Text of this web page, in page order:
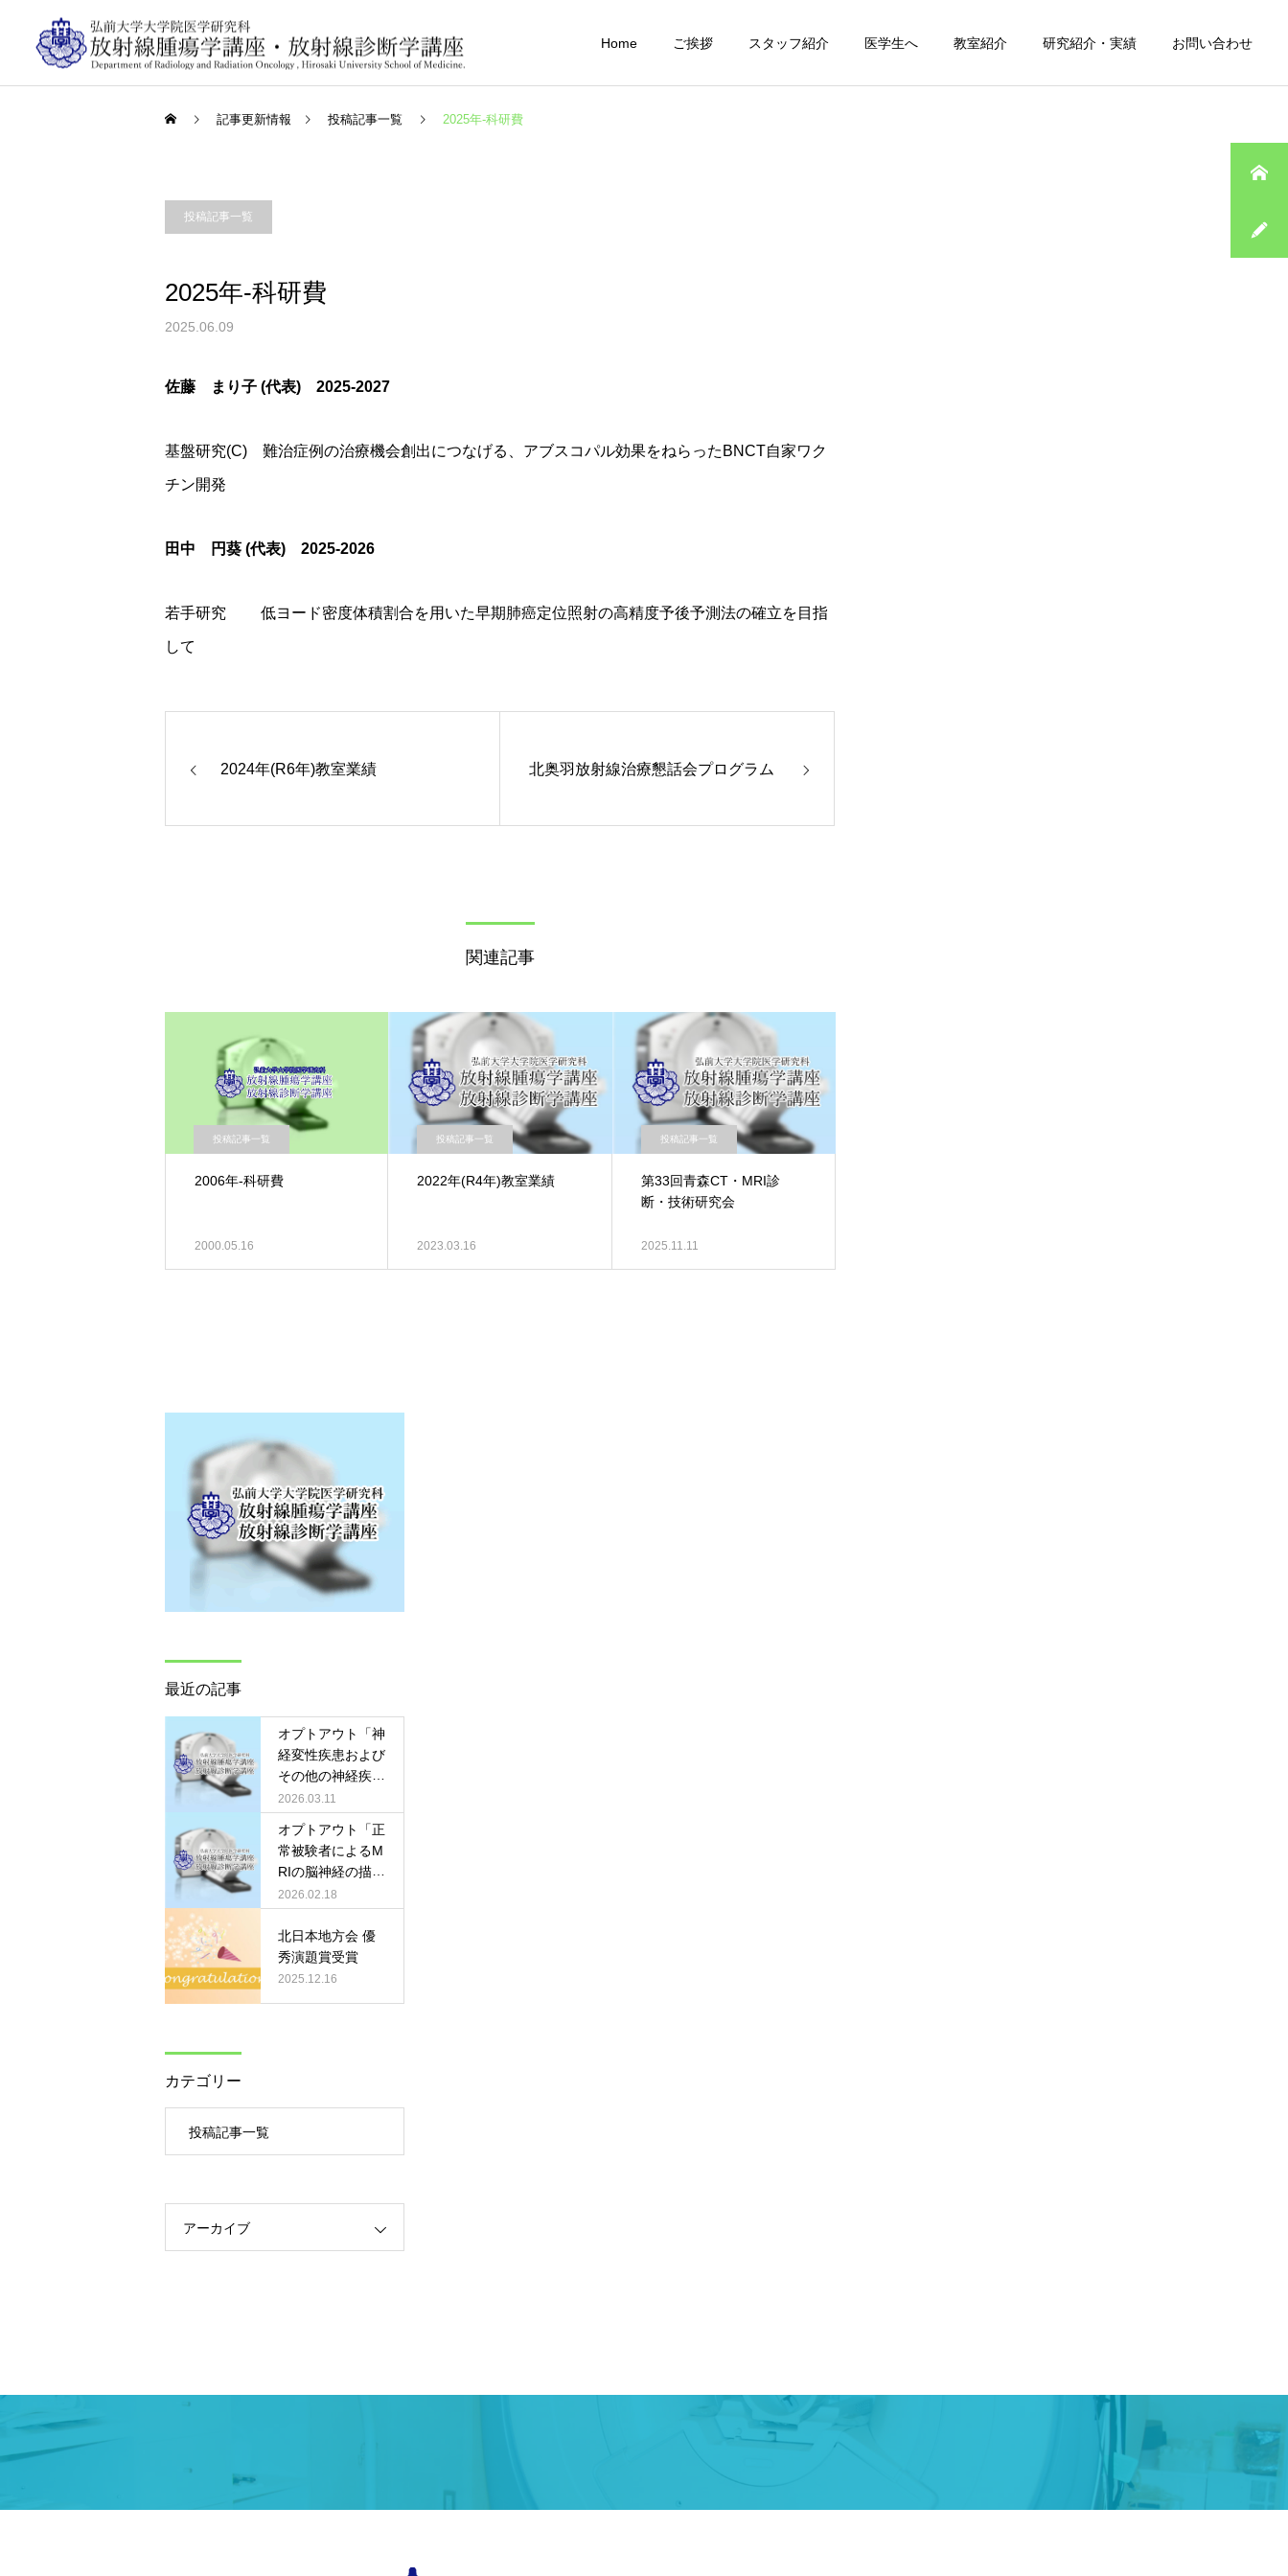
Home ご挨拶 スタッフ紹介 医学生へ 教室紹介 研究紹介・実績 お問い合わせ
記事更新情報 投稿記事一覧 2025年-科研費
投稿記事一覧
2025年-科研費
2025.06.09
佐藤 まり子 (代表) 2025-2027
基盤研究(C) 難治症例の治療機会創出につなげる、アブスコパル効果をねらったBNCT自家ワク
チン開発
田中 円葵 (代表) 2025-2026
若手研究 低ヨード密度体積割合を用いた早期肺癌定位照射の高精度予後予測法の確立を目指
して
2024年(R6年)教室業績 北奥羽放射線治療懇話会プログラム
関連記事
投稿記事一覧
2006年-科研費
2000.05.16
投稿記事一覧
2022年(R4年)教室業績
2023.03.16
投稿記事一覧
第33回青森CT・MRI診
断・技術研究会
2025.11.11
最近の記事
オプトアウト「神
経変性疾患および
その他の神経疾患
における非造影水
交換イメージング
の画像所見と臨床
的有用性につい
て」
2026.03.11
オプトアウト「正
常被験者によるM
RIの脳神経の描出
の最適化について
の検討」
2026.02.18
北日本地方会 優
秀演題賞受賞
2025.12.16
カテゴリー
投稿記事一覧
アーカイブ